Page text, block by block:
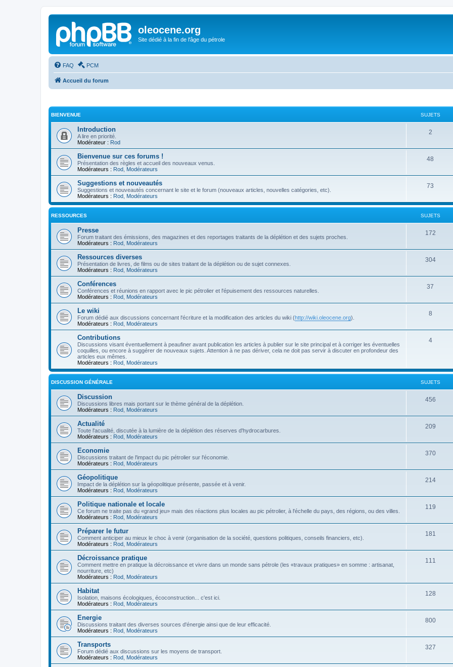
oleocene.org
Site dédié à la fin de l'âge du pétrole
FAQ PCM
Accueil du forum
BIENVENUE SUJETS
Introduction
A lire en priorité.
Modérateur : Rod
2
Bienvenue sur ces forums !
Présentation des règles et accueil des nouveaux venus.
Modérateurs : Rod Modérateurs
48
Suggestions et nouveautés
Suggestions et nouveautés concernant le site et le forum (nouveaux articles, nouvelles catégories, etc).
Modérateurs : Rod Modérateurs
73
RESSOURCES SUJETS
Presse
Forum traitant des émissions, des magazines et des reportages traitants de la déplétion et des sujets proches.
Modérateurs : Rod Modérateurs
172
Ressources diverses
Présentation de livres, de films ou de sites traitant de la déplétion ou de sujet connexes.
Modérateurs : Rod Modérateurs
304
Conférences
Conférences et réunions en rapport avec le pic pétrolier et l'épuisement des ressources naturelles.
Modérateurs : Rod Modérateurs
37
Le wiki
Forum dédié aux discussions concernant l'écriture et la modification des articles du wiki (http://wiki.oleocene.org).
Modérateurs : Rod Modérateurs
8
Contributions
Discussions visant éventuellement à peaufiner avant publication les articles à publier sur le site principal et à corriger les éventuelles
coquilles, ou encore à suggérer de nouveaux sujets. Attention à ne pas dériver, cela ne doit pas servir à discuter en profondeur des
articles eux mêmes.
Modérateurs : Rod Modérateurs
4
DISCUSSION GÉNÉRALE SUJETS
Discussion
Discussions libres mais portant sur le thème général de la déplétion.
Modérateurs : Rod Modérateurs
456
Actualité
Toute l'acualité, discutée à la lumière de la déplétion des réserves d'hydrocarbures.
Modérateurs : Rod Modérateurs
209
Economie
Discussions traitant de l'impact du pic pétrolier sur l'économie.
Modérateurs : Rod Modérateurs
370
Géopolitique
Impact de la déplétion sur la géopolitique présente, passée et à venir.
Modérateurs : Rod Modérateurs
214
Politique nationale et locale
Ce forum ne traite pas du «grand jeu» mais des réactions plus locales au pic pétrolier, à l'échelle du pays, des régions, ou des villes.
Modérateurs : Rod Modérateurs
119
Préparer le futur
Comment anticiper au mieux le choc à venir (organisation de la société, questions politiques, conseils financiers, etc).
Modérateurs : Rod Modérateurs
181
Décroissance pratique
Comment mettre en pratique la décroissance et vivre dans un monde sans pétrole (les «travaux pratiques» en somme : artisanat,
nourriture, etc)
Modérateurs : Rod Modérateurs
111
Habitat
Isolation, maisons écologiques, écoconstruction... c'est ici.
Modérateurs : Rod Modérateurs
128
Energie
Discussions traitant des diverses sources d'énergie ainsi que de leur efficacité.
Modérateurs : Rod Modérateurs
800
Transports
Forum dédié aux discussions sur les moyens de transport.
Modérateurs : Rod Modérateurs
327